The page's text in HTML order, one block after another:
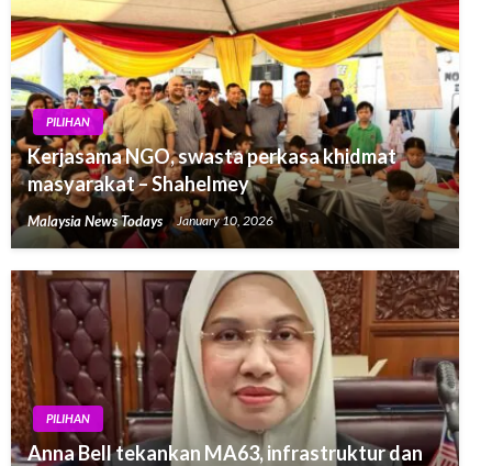
PILIHAN
Kerjasama NGO, swasta perkasa khidmat
masyarakat – Shahelmey
Malaysia News Todays January 10, 2026
PILIHAN
Anna Bell tekankan MA63, infrastruktur dan